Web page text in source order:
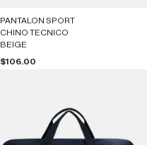
PANTALON SPORT
CHINO TECNICO
BEIGE
Precio de oferta
$106.00